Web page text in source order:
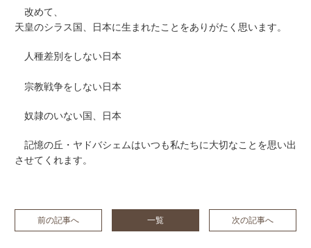
改めて、
天皇のシラス国、日本に生まれたことをありがたく思います。
人種差別をしない日本
宗教戦争をしない日本
奴隷のいない国、日本
記憶の丘・ヤドバシェムはいつも私たちに大切なことを思い出
させてくれます。
前の記事へ 一覧 次の記事へ